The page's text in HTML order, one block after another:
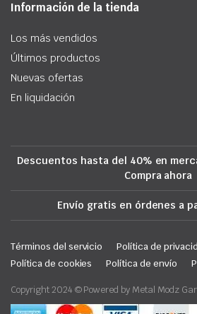
Información de la tienda
Los más vendidos
Últimos productos
Nuevas ofertas
En liquidación
Descuentos hasta del 40% en
Compra ahora
Envío gratis en órdenes a
Términos del servicio
Política de
Política de cookies
Política de envío
Copyright 2024 © Powered by Metal Modz